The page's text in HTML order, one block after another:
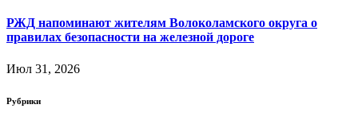
РЖД напоминают жителям Волоколамского округа о
правилах безопасности на железной дороге
Июл 31, 2026
Рубрики